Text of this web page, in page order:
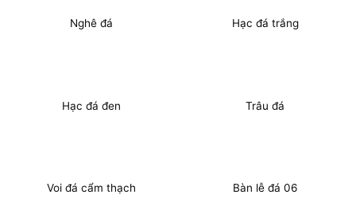
Nghê đá Hạc đá trắng
Hạc đá đen Trâu đá
Voi đá cẩm thạch Bàn lễ đá 06